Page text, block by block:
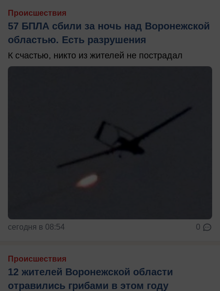
Происшествия
57 БПЛА сбили за ночь над Воронежской
областью. Есть разрушения
К счастью, никто из жителей не пострадал
сегодня в 08:54 0
Происшествия
12 жителей Воронежской области
отравились грибами в этом году